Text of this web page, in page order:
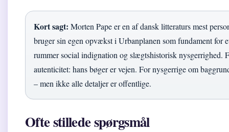
Kort sagt: Morten Pape er en af dansk litteraturs mest
bruger sin egen opvækst i Urbanplanen som fundament for
rummer social indignation og slægtshistorisk nysgerrighed.
autenticitet: hans bøger er vejen. For nysgerrige om
– men ikke alle detaljer er offentlige.
Ofte stillede spørgsmål